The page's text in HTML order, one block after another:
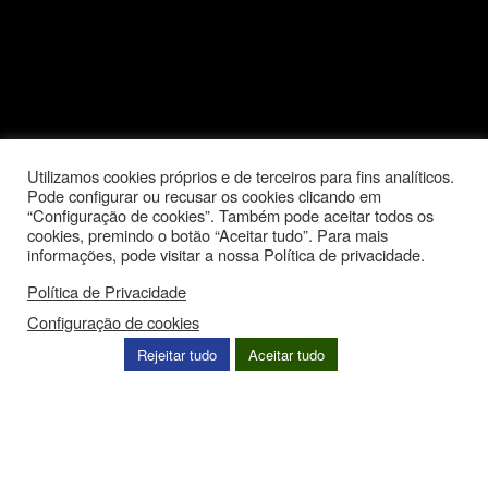
Utilizamos cookies próprios e de terceiros para fins analíticos.
Pode configurar ou recusar os cookies clicando em
“Configuração de cookies”. Também pode aceitar todos os
cookies, premindo o botão “Aceitar tudo”. Para mais
informações, pode visitar a nossa Política de privacidade.
Política de Privacidade
Configuração de cookies
Rejeitar tudo Aceitar tudo